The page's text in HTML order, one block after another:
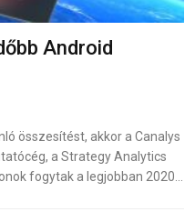
Android
összesítést, akkor a Canalys
a Strategy Analytics
fogytak a legjobban 2020…